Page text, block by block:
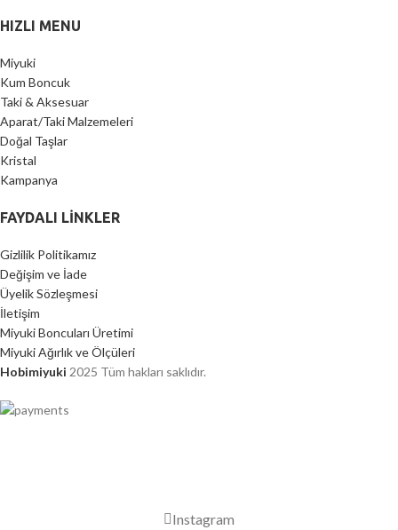
HIZLI MENU
Miyuki
Kum Boncuk
Taki & Aksesuar
Aparat/Taki Malzemeleri
Doğal Taşlar
Kristal
Kampanya
FAYDALI LİNKLER
Gizlilik Politikamız
Değişim ve İade
Üyelik Sözleşmesi
İletişim
Miyuki Boncuları Üretimi
Miyuki Ağırlık ve Ölçüleri
Hobimiyuki 2025 Tüm hakları saklıdır.
Instagram